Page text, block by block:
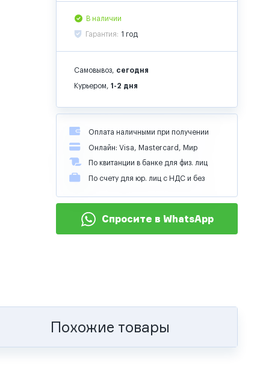
В наличии
Гарантия: 1 год
Самовывоз, сегодня
Курьером, 1-2 дня
Оплата наличными при получении
Онлайн: Visa, Mastercard, Мир
По квитанции в банке для физ. лиц
По счету для юр. лиц с НДС и без
Спросите в WhatsApp
Похожие товары